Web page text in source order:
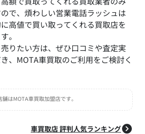
で、煩わしい営業電話ラッシュは
高値で買い取ってくれる買取店を
。
りたい方は、ぜひ口コミや査定実
、MOTA車買取のご利用をご検討く
はMOTA車買取加盟店です。
車買取店 評判人気ランキング